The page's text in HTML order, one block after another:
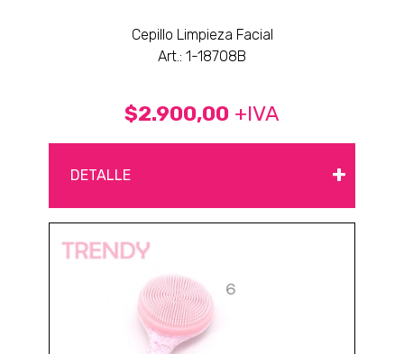
Cepillo Limpieza Facial
Art.: 1-18708B
$2.900,00 +IVA
DETALLE +